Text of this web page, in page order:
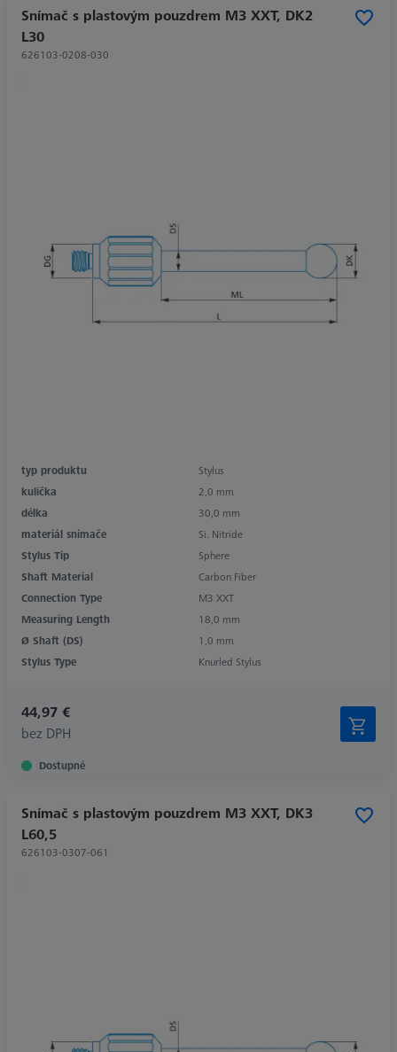
Snímač s plastovým pouzdrem M3 XXT, DK2
L30
626103-0208-030
typ produktu
Stylus
kulička
2,0 mm
délka
30,0 mm
materiál snímače
Si. Nitride
Stylus Tip
Sphere
Shaft Material
Carbon Fiber
Connection Type
M3 XXT
Measuring Length
18,0 mm
Ø Shaft (DS)
1,0 mm
Stylus Type
Knurled Stylus
44,97 €
bez DPH
Dostupné
Snímač s plastovým pouzdrem M3 XXT, DK3
L60,5
626103-0307-061